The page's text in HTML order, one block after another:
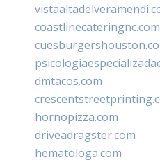
coastlinecateringnc.com
dmtacos.com
hornopizza.com
driveadragster.com
hematologa.com